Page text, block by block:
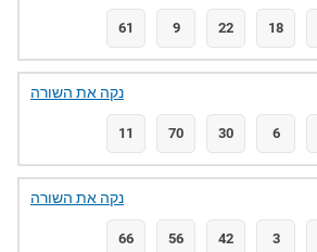
61 9 22 18
11 70 30 6
נקה את השורה
66 56 42 3
נקה את השורה